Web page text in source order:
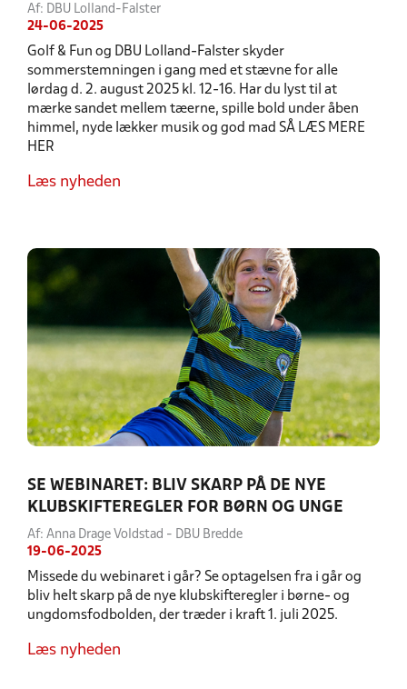
Af: DBU Lolland-Falster
24-06-2025
Golf & Fun og DBU Lolland-Falster skyder
sommerstemningen i gang med et stævne for alle
lørdag d. 2. august 2025 kl. 12-16. Har du lyst til at
mærke sandet mellem tæerne, spille bold under åben
himmel, nyde lækker musik og god mad SÅ LÆS MERE
HER
Læs nyheden
SE WEBINARET: BLIV SKARP PÅ DE NYE
KLUBSKIFTEREGLER FOR BØRN OG UNGE
Af: Anna Drage Voldstad - DBU Bredde
19-06-2025
Missede du webinaret i går? Se optagelsen fra i går og
bliv helt skarp på de nye klubskifteregler i børne- og
ungdomsfodbolden, der træder i kraft 1. juli 2025.
Læs nyheden